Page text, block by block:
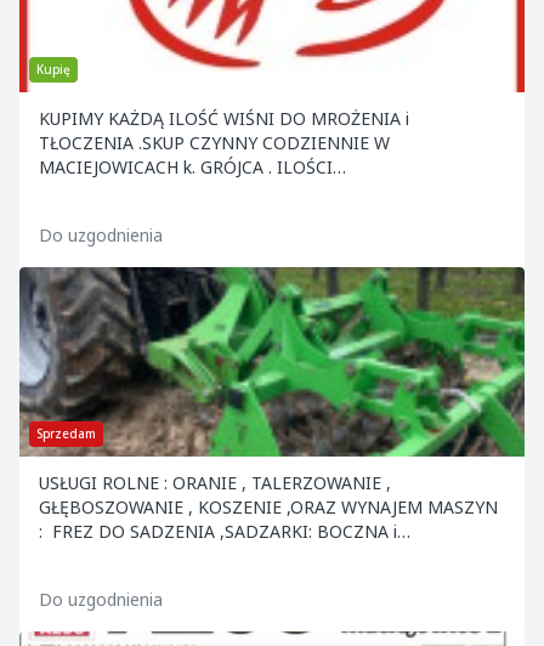
Kupię
KUPIMY KAŻDĄ ILOŚĆ WIŚNI DO MROŻENIA i
TŁOCZENIA .SKUP CZYNNY CODZIENNIE W
MACIEJOWICACH k. GRÓJCA . ILOŚCI
Do uzgodnienia
Sprzedam
USŁUGI ROLNE : ORANIE , TALERZOWANIE ,
GŁĘBOSZOWANIE , KOSZENIE ,ORAZ WYNAJEM MASZYN
: FREZ DO SADZENIA ,SADZARKI: BOCZNA i
Do uzgodnienia